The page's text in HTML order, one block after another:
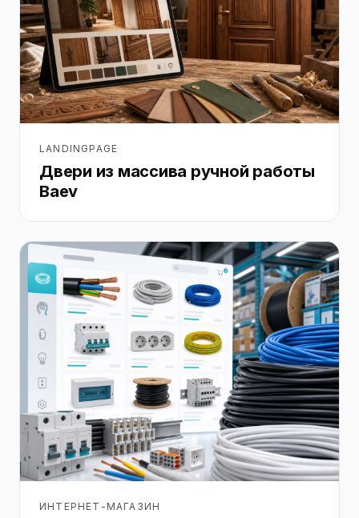
LANDINGPAGE
Двери из массива ручной работы
Baev
ИНТЕРНЕТ-МАГАЗИН